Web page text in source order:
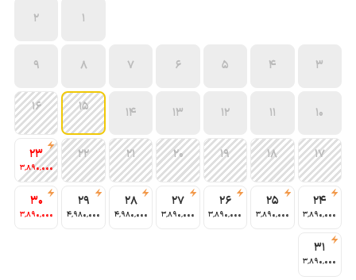
1
2
3
4
5
6
7
8
9
10
11
12
13
14
15
16
17
18
19
20
21
22
23
3٬890٬000
24
3٬890٬000
25
3٬890٬000
26
3٬890٬000
27
3٬890٬000
28
4٬980٬000
29
4٬980٬000
30
3٬890٬000
31
3٬890٬000